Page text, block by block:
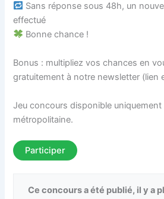
Sans réponse sous 48h, un
effectué
Bonne chance !
Bonus : multipliez vos chances en
gratuitement à notre newsletter (lien
Jeu concours disponible uniquement
métropolitaine.
Participer
Ce concours a été publié, il y a